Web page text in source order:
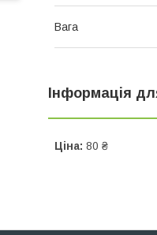
Вага
Інформація
Ціна: 80 ₴